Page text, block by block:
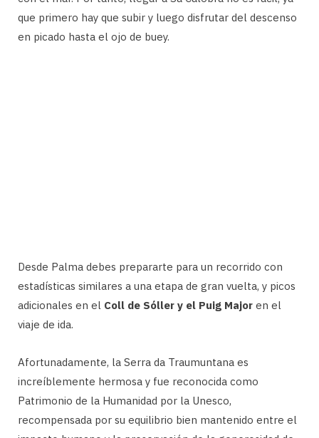
que primero hay que subir y luego disfrutar del descenso
en picado hasta el ojo de buey.
Desde Palma debes prepararte para un recorrido con
estadísticas similares a una etapa de gran vuelta, y picos
adicionales en el Coll de Sóller y el Puig Major en el
viaje de ida.
Afortunadamente, la Serra da Traumuntana es
increíblemente hermosa y fue reconocida como
Patrimonio de la Humanidad por la Unesco,
recompensada por su equilibrio bien mantenido entre el